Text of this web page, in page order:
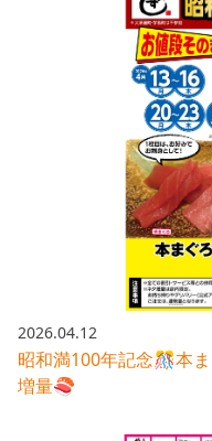
2026.04.12
昭和満100年記念🎊本
増量🍣